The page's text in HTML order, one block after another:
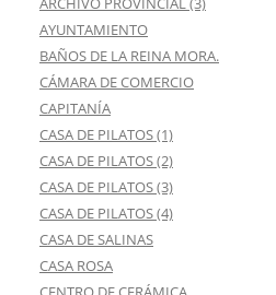
AYUNTAMIENTO
BAÑOS DE LA REINA MORA.
CÁMARA DE COMERCIO
CAPITANÍA
CASA DE PILATOS (1)
CASA DE PILATOS (2)
CASA DE PILATOS (3)
CASA DE PILATOS (4)
CASA DE SALINAS
CASA ROSA